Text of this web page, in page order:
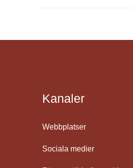
Kanaler
Webbplatser
Sociala medier